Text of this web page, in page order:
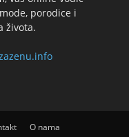
porodice i
života.
O nama